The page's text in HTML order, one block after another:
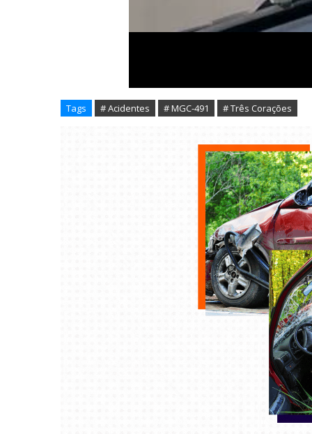
Tags # Acidentes # MGC-491 # Três Corações